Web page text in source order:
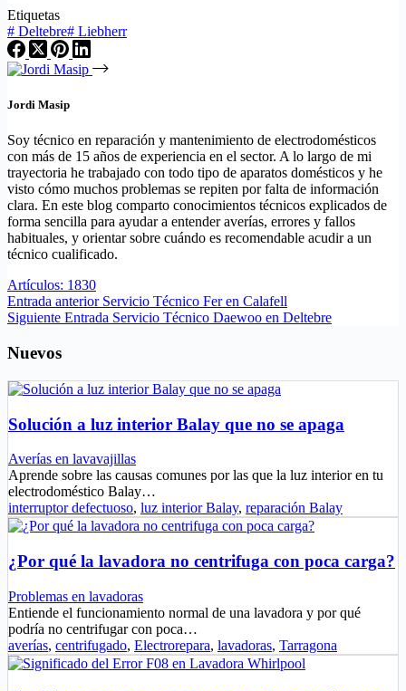
Etiquetas
# Deltebre# Liebherr
Jordi Masip
Soy técnico en reparación y mantenimiento de electrodomésticos
con más de 15 años de experiencia en el sector. A lo largo de mi
trayectoria he trabajado con todo tipo de aparatos domésticos y he
visto cómo muchos problemas se repiten por falta de información
clara. En este blog comparto conocimientos técnicos explicados de
forma sencilla para ayudar a entender averías, errores y fallos
habituales, y orientar sobre cuándo es recomendable acudir a un
técnico cualificado.
Artículos: 1830
Entrada anterior Servicio Técnico Fer en Calafell
Siguiente Entrada Servicio Técnico Daewoo en Deltebre
Nuevos
Solución a luz interior Balay que no se apaga
Averías en lavavajillas
Aprende sobre las causas comunes por las que la luz interior en tu
electrodoméstico Balay…
interruptor defectuoso, luz interior Balay, reparación Balay
¿Por qué la lavadora no centrifuga con poca carga?
Problemas en lavadoras
Entiende el funcionamiento normal de una lavadora y por qué
podría no centrifugar con poca…
averías, centrifugado, Electrorepara, lavadoras, Tarragona